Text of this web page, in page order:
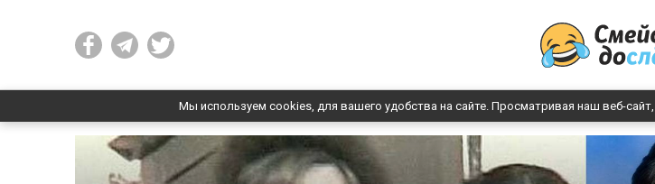
Мы используем cookies, для вашего удобства на сайте. Просматривая наш веб-